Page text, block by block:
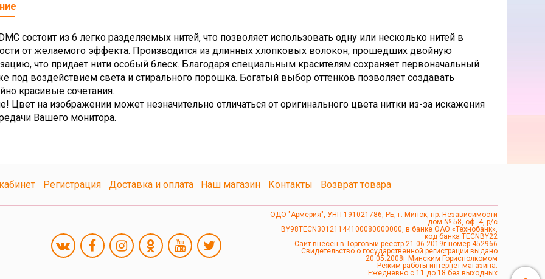
состоит из 6 легко разделяемых нитей, что позволяет использовать одну или несколько нитей в
от желаемого эффекта. Производится из длинных хлопковых волокон, прошедших двойную
что придает нити особый блеск. Благодаря специальным красителям сохраняет первоначальный
под воздействием света и стирального порошка. Богатый выбор оттенков позволяет создавать
красивые сочетания.
Цвет на изображении может незначительно отличаться от оригинального цвета нитки из-за искажения
Вашего монитора.
Регистрация Доставка и оплата Наш магазин Контакты Возврат товара
ОДО "Армерия", УНП 191021786, РБ, г. Минск, пр. Независимости
дом № 58, оф. 4, р/с
BY98TECN30121144100080000000, в банке ОАО «Технобанк»,
код банка TECNBY22
Сайт внесен в Торговый реестр 21.06.2019г номер 452966
Свидетельство о государственной регистрации выдано
20.05.2008г Минским Горисполкомом
Режим работы интернет-магазина:
Ежедневно с 11 до 18 без выходных